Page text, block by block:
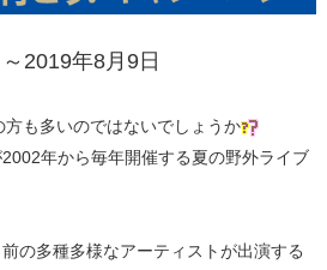
2019年8月9日
方も多いのではないでしょうか
年から毎年開催する夏の野外ライブ
の多種多様なアーティストが出演する